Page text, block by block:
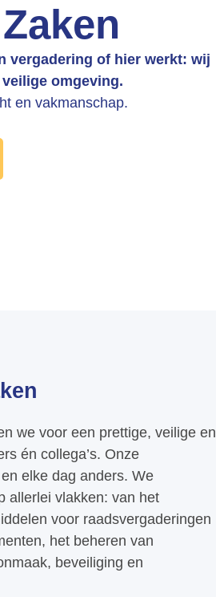
vergadering of hier werkt: wij
omgeving.
en vakmanschap.
we voor een prettige, veilige en
én collega’s. Onze
elke dag anders. We
allerlei vlakken: van het
voor raadsvergaderingen
het beheren van
beveiliging en